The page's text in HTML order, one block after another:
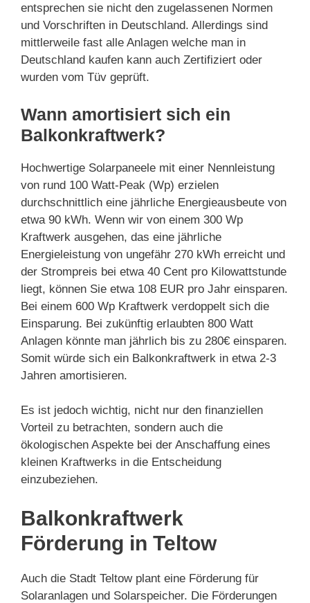
entsprechen sie nicht den zugelassenen Normen
und Vorschriften in Deutschland. Allerdings sind
mittlerweile fast alle Anlagen welche man in
Deutschland kaufen kann auch Zertifiziert oder
wurden vom Tüv geprüft.
Wann amortisiert sich ein
Balkonkraftwerk?
Hochwertige Solarpaneele mit einer Nennleistung
von rund 100 Watt-Peak (Wp) erzielen
durchschnittlich eine jährliche Energieausbeute von
etwa 90 kWh. Wenn wir von einem 300 Wp
Kraftwerk ausgehen, das eine jährliche
Energieleistung von ungefähr 270 kWh erreicht und
der Strompreis bei etwa 40 Cent pro Kilowattstunde
liegt, können Sie etwa 108 EUR pro Jahr einsparen.
Bei einem 600 Wp Kraftwerk verdoppelt sich die
Einsparung. Bei zukünftig erlaubten 800 Watt
Anlagen könnte man jährlich bis zu 280€ einsparen.
Somit würde sich ein Balkonkraftwerk in etwa 2-3
Jahren amortisieren.
Es ist jedoch wichtig, nicht nur den finanziellen
Vorteil zu betrachten, sondern auch die
ökologischen Aspekte bei der Anschaffung eines
kleinen Kraftwerks in die Entscheidung
einzubeziehen.
Balkonkraftwerk
Förderung in Teltow
Auch die Stadt Teltow plant eine Förderung für
Solaranlagen und Solarspeicher. Die Förderungen